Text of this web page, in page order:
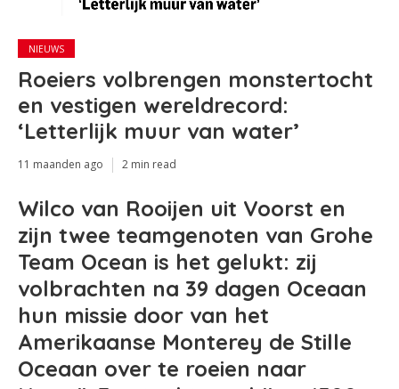
NIEUWS
Roeiers volbrengen monstertocht
en vestigen wereldrecord:
‘Letterlijk muur van water’
11 maanden ago 2 min read
Wilco van Rooijen uit Voorst en
zijn twee teamgenoten van Grohe
Team Ocean is het gelukt: zij
volbrachten na 39 dagen Oceaan
hun missie door van het
Amerikaanse Monterey de Stille
Oceaan over te roeien naar